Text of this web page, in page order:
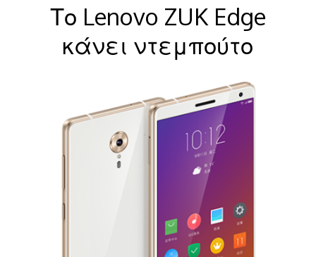
Το Lenovo ZUK Edge
κάνει ντεμπούτο